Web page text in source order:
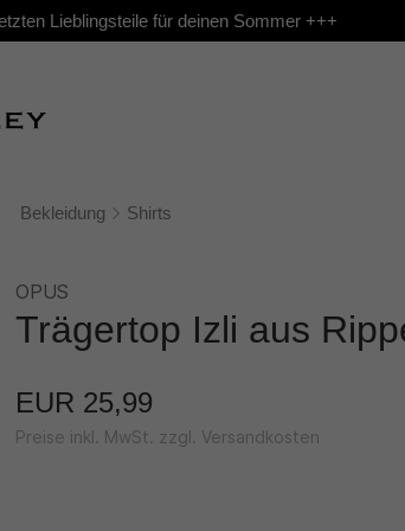
Lieblingsteile für deinen Sommer +++
Bekleidung Shirts
OPUS
Trägertop Izli aus
EUR 25,99
Preise inkl. MwSt. zzgl. Versandkosten